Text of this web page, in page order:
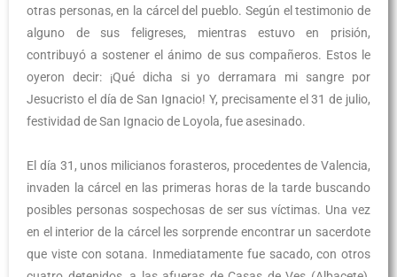
otras personas, en la cárcel del pueblo. Según el testimonio de
alguno de sus feligreses, mientras estuvo en prisión,
contribuyó a sostener el ánimo de sus compañeros. Estos le
oyeron decir: ¡Qué dicha si yo derramara mi sangre por
Jesucristo el día de San Ignacio! Y, precisamente el 31 de julio,
festividad de San Ignacio de Loyola, fue asesinado.
El día 31, unos milicianos forasteros, procedentes de Valencia,
invaden la cárcel en las primeras horas de la tarde buscando
posibles personas sospechosas de ser sus víctimas. Una vez
en el interior de la cárcel les sorprende encontrar un sacerdote
que viste con sotana. Inmediatamente fue sacado, con otros